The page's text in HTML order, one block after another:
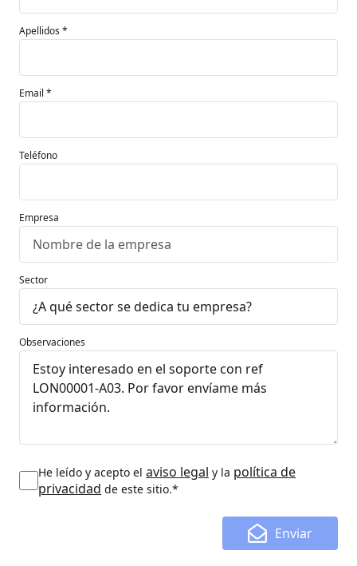
Apellidos *
Email *
Teléfono
Empresa
Sector
Observaciones
He leído y acepto el aviso legal y la política de
privacidad de este sitio.*
Enviar